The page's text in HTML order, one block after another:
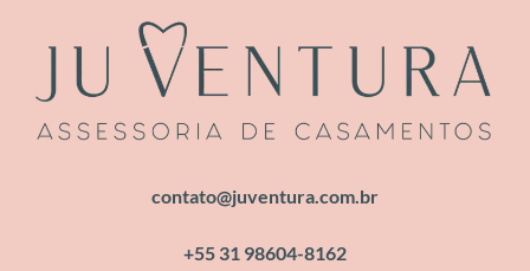
contato@juventura.com.br
+55 31 98604-8162